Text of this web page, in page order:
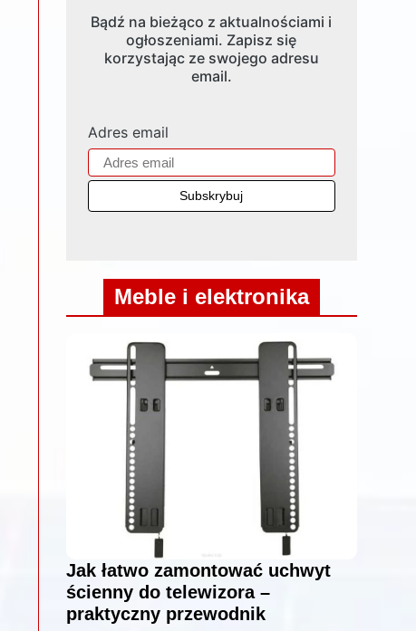
Bądź na bieżąco z aktualnościami i
ogłoszeniami. Zapisz się
korzystając ze swojego adresu
email.
Adres email
Meble i elektronika
Jak łatwo zamontować uchwyt
ścienny do telewizora –
praktyczny przewodnik